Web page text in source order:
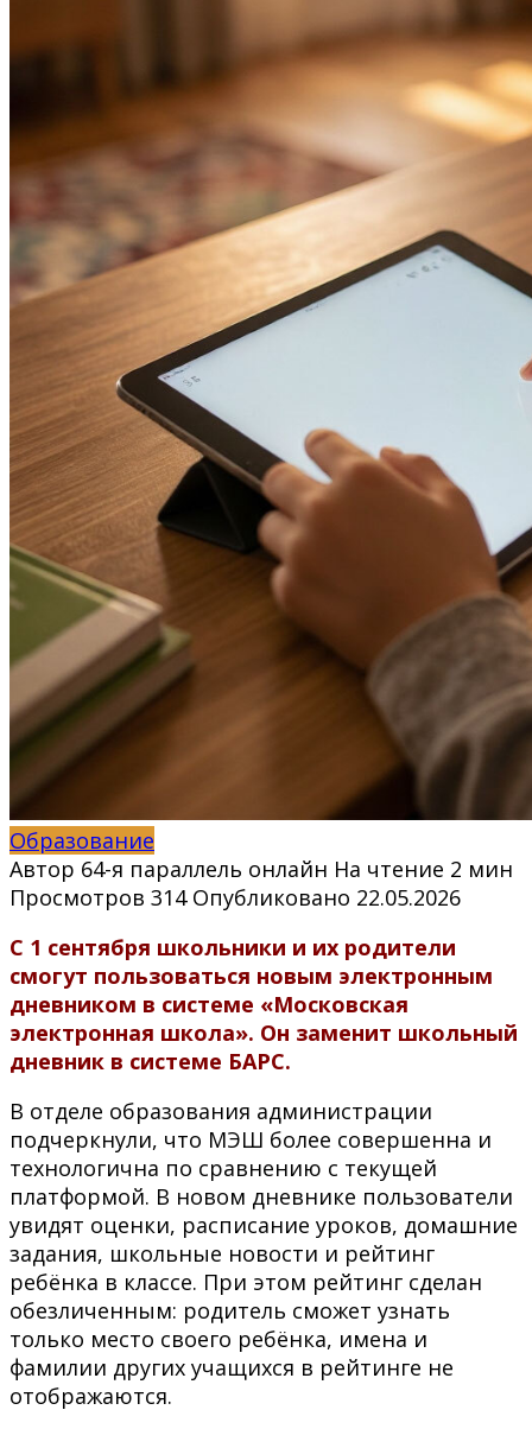
Образование
Автор 64-я параллель онлайн На чтение 2 мин
Просмотров 314 Опубликовано 22.05.2026
С 1 сентября школьники и их родители
смогут пользоваться новым электронным
дневником в системе «Московская
электронная школа». Он заменит школьный
дневник в системе БАРС.
В отделе образования администрации
подчеркнули, что МЭШ более совершенна и
технологична по сравнению с текущей
платформой. В новом дневнике пользователи
увидят оценки, расписание уроков, домашние
задания, школьные новости и рейтинг
ребёнка в классе. При этом рейтинг сделан
обезличенным: родитель сможет узнать
только место своего ребёнка, имена и
фамилии других учащихся в рейтинге не
отображаются.